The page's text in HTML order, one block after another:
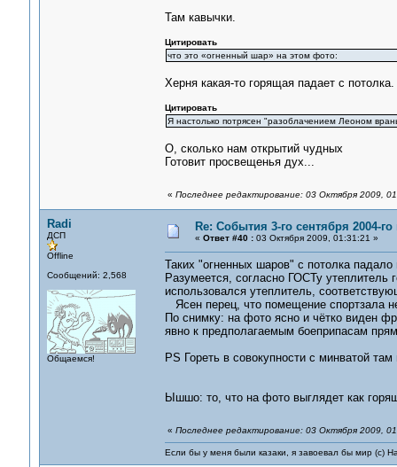
Там кавычки.
Цитировать
что это «огненный шар» на этом фото:
Херня какая-то горящая падает с
Цитировать
Я настолько потрясен "разоблачением Леоном
О, сколько нам открытий чудных
Готовит просвещенья дух...
« Последнее редактирование: 03 Октября 2009,
Radi
ДСП
Offline
Сообщений: 2,568
Общаемся!
Re: События 3-го сентября 2004-
« Ответ #40 :03 Октября 2009, 01:31:21 »
Таких "огненных шаров" с потолка
Разумеется, согласно ГОСТу утеплитель
использовался утеплитель,
Ясен перец, что помещение спортзала
По снимку: на фото ясно и чётко виден
явно к предполагаемым боеприпасам
PS Гореть в совокупности с минватой
Ышшо: то, что на фото выглядет как
« Последнее редактирование: 03 Октября 2009,
Если бы у меня были казаки, я завоевал бы мир (с)